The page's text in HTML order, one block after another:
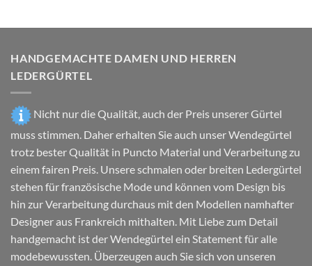
können
der
gewählt
können
gewählt
HANDGEMACHTE DAMEN UND HERREN
LEDERGÜRTEL
Nicht nur die Qualität, auch der Preis unserer Gürtel
muss stimmen. Daher erhalten Sie auch unser Wendegürtel
trotz bester Qualität in Puncto Material und Verarbeitung zu
einem fairen Preis. Unsere schmalen oder breiten Ledergürtel
stehen für französische Mode und können vom Design bis
hin zur Verarbeitung durchaus mit den Modellen namhafter
Designer aus Frankreich mithalten. Mit Liebe zum Detail
handgemacht ist der Wendegürtel ein Statement für alle
modebewussten. Überzeugen auch Sie sich von unseren